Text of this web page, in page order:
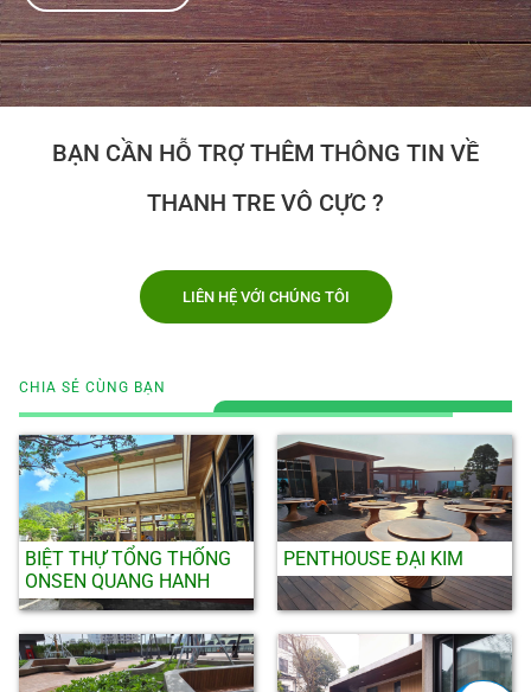
BẠN CẦN HỖ TRỢ THÊM THÔNG TIN VỀ
THANH TRE VÔ CỰC ?
LIÊN HỆ VỚI CHÚNG TÔI
CHIA SẺ CÙNG BẠN
BIỆT THỰ TỔNG THỐNG
ONSEN QUANG HANH
PENTHOUSE ĐẠI KIM